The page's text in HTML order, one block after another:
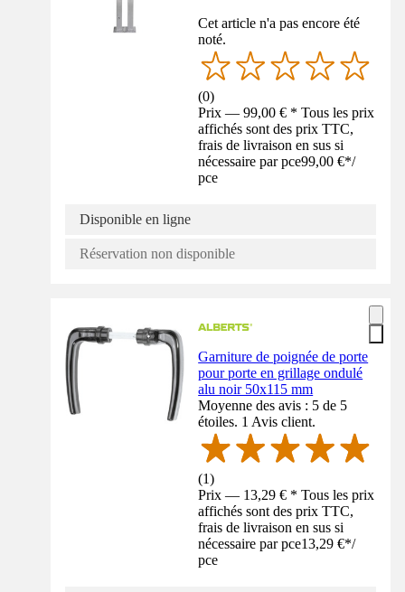
Cet article n'a pas encore été
noté.
(0)
Prix — 99,00 € * Tous les prix
affichés sont des prix TTC,
frais de livraison en sus si
nécessaire par pce99,00 €*/
pce
Disponible en ligne
Réservation non disponible
Garniture de poignée de porte
pour porte en grillage ondulé
alu noir 50x115 mm
Moyenne des avis : 5 de 5
étoiles. 1 Avis client.
(1)
Prix — 13,29 € * Tous les prix
affichés sont des prix TTC,
frais de livraison en sus si
nécessaire par pce13,29 €*/
pce